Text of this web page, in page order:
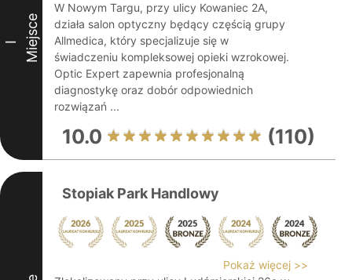
I Miejsce
W Nowym Targu, przy ulicy Kowaniec 2A,
działa salon optyczny będący częścią grupy
Allmedica, który specjalizuje się w
świadczeniu kompleksowej opieki wzrokowej.
Optic Expert zapewnia profesjonalną
diagnostykę oraz dobór odpowiednich
rozwiązań ...
10.0 (110)
Stopiak Park Handlowy
Pokaż więcej >>